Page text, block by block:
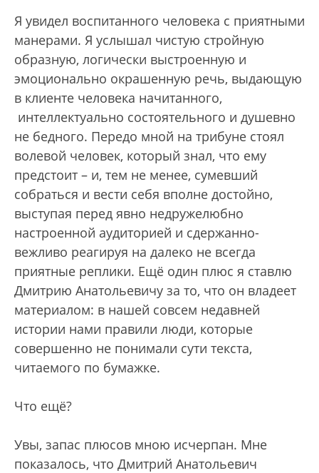
Я увидел воспитанного человека с приятными
манерами. Я услышал чистую стройную
образную, логически выстроенную и
эмоционально окрашенную речь, выдающую
в клиенте человека начитанного,
интеллектуально состоятельного и душевно
не бедного. Передо мной на трибуне стоял
волевой человек, который знал, что ему
предстоит – и, тем не менее, сумевший
собраться и вести себя вполне достойно,
выступая перед явно недружелюбно
настроенной аудиторией и сдержанно-
вежливо реагируя на далеко не всегда
приятные реплики. Ещё один плюс я ставлю
Дмитрию Анатольевичу за то, что он владеет
материалом: в нашей совсем недавней
истории нами правили люди, которые
совершенно не понимали сути текста,
читаемого по бумажке.
Что ещё?
Увы, запас плюсов мною исчерпан. Мне
показалось, что Дмитрий Анатольевич